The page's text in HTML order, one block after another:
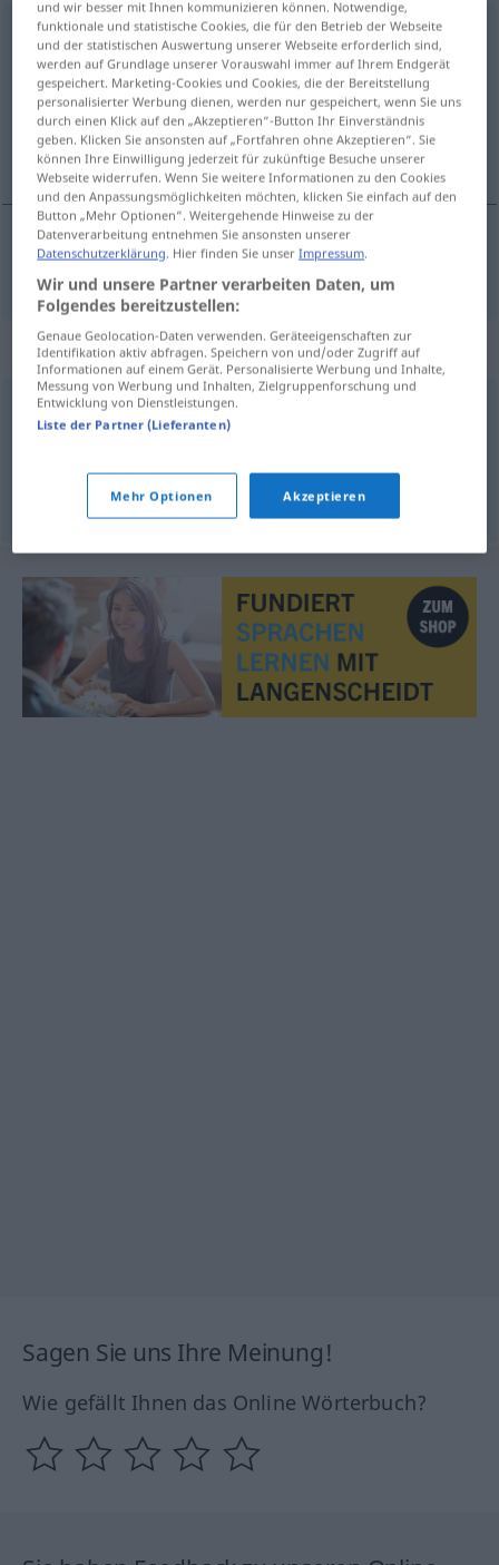
überhäufen <überhäufen>
Übersicht aller Übersetzungen
(Für mehr Details die Übersetzung anklicken/antippen)
overstelpen
overstelpen überhäufen jemanden
Synonyme für "überhäufen"
überschütten,zumüllen (ugs., negativ)
© OpenThesaurus.de
Sagen Sie uns Ihre Meinung!
Wie gefällt Ihnen das Online Wörterbuch?
und wir besser mit Ihnen kommunizieren können. Notwendige,
funktionale und statistische Cookies, die für den Betrieb der Webseite
und der statistischen Auswertung unserer Webseite erforderlich sind,
werden auf Grundlage unserer Vorauswahl immer auf Ihrem Endgerät
gespeichert. Marketing-Cookies und Cookies, die der Bereitstellung
personalisierter Werbung dienen, werden nur gespeichert, wenn Sie uns
durch einen Klick auf den „Akzeptieren“-Button Ihr Einverständnis
geben. Klicken Sie ansonsten auf „Fortfahren ohne Akzeptieren“. Sie
können Ihre Einwilligung jederzeit für zukünftige Besuche unserer
Webseite widerrufen. Wenn Sie weitere Informationen zu den Cookies
und den Anpassungsmöglichkeiten möchten, klicken Sie einfach auf den
Button „Mehr Optionen“. Weitergehende Hinweise zu der
Datenverarbeitung entnehmen Sie ansonsten unserer
Datenschutzerklärung. Hier finden Sie unserImpressum.
Wir und unsere Partner verarbeiten Daten, um
Folgendes bereitzustellen:
Genaue Geolocation-Daten verwenden. Geräteeigenschaften zur
Identifikation aktiv abfragen. Speichern von und/oder Zugriff auf
Informationen auf einem Gerät. Personalisierte Werbung und Inhalte,
Messung von Werbung und Inhalten, Zielgruppenforschung und
Entwicklung von Dienstleistungen.
Liste der Partner (Lieferanten)
Mehr Optionen Akzeptieren